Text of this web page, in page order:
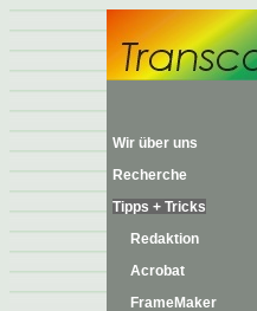
Wir über uns
Recherche
Tipps + Tricks
Redaktion
Acrobat
FrameMaker